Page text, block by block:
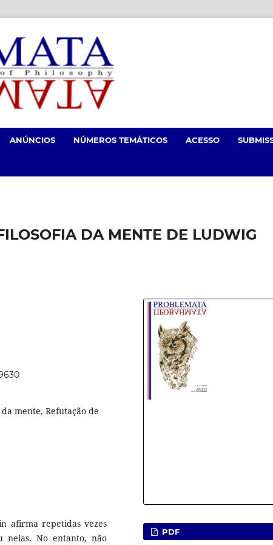
ANÚNCIOS NÚMEROS TEMÁTICOS ACESSO
DA MENTE DE LUDWIG
mente, Refutação de
afirma repetidas vezes
nelas. No entanto, não
PDF